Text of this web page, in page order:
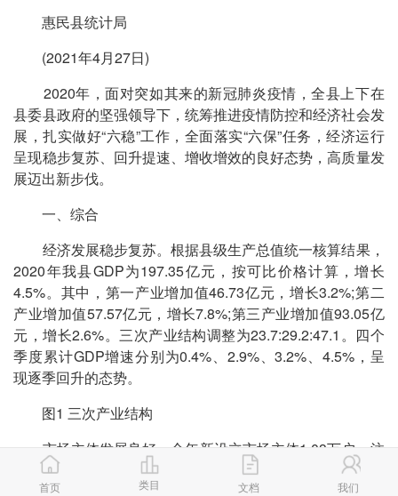
惠民县统计局
(2021年4月27日)
2020年，面对突如其来的新冠肺炎疫情，全县上下在
县委县政府的坚强领导下，统筹推进疫情防控和经济社会发
展，扎实做好“六稳”工作，全面落实“六保”任务，经济运行
呈现稳步复苏、回升提速、增收增效的良好态势，高质量发
展迈出新步伐。
一、综合
经济发展稳步复苏。根据县级生产总值统一核算结果，
2020年我县GDP为197.35亿元，按可比价格计算，增长
4.5%。其中，第一产业增加值46.73亿元，增长3.2%;第二
产业增加值57.57亿元，增长7.8%;第三产业增加值93.05亿
元，增长2.6%。三次产业结构调整为23.7:29.2:47.1。四个
季度累计GDP增速分别为0.4%、2.9%、3.2%、4.5%，呈
现逐季回升的态势。
图1 三次产业结构
市场主体发展良好。全年新设立市场主体1.03万户，注
册资本金206.74亿元。年末各类市场主体实有4.87万户，注
册资本金1017.25亿元。全年新增“四上”企业57家，其中工
首页 类目 文档 我们